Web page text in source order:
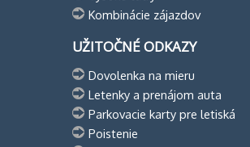
Kombinácie zájazdov
UŽITOČNÉ ODKAZY
Dovolenka na mieru
Letenky a prenájom auta
Parkovacie karty pre letiská
Poistenie